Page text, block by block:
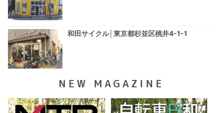
和田サイクル│東京都杉並区桃井4-1-1
NEW MAGAZINE